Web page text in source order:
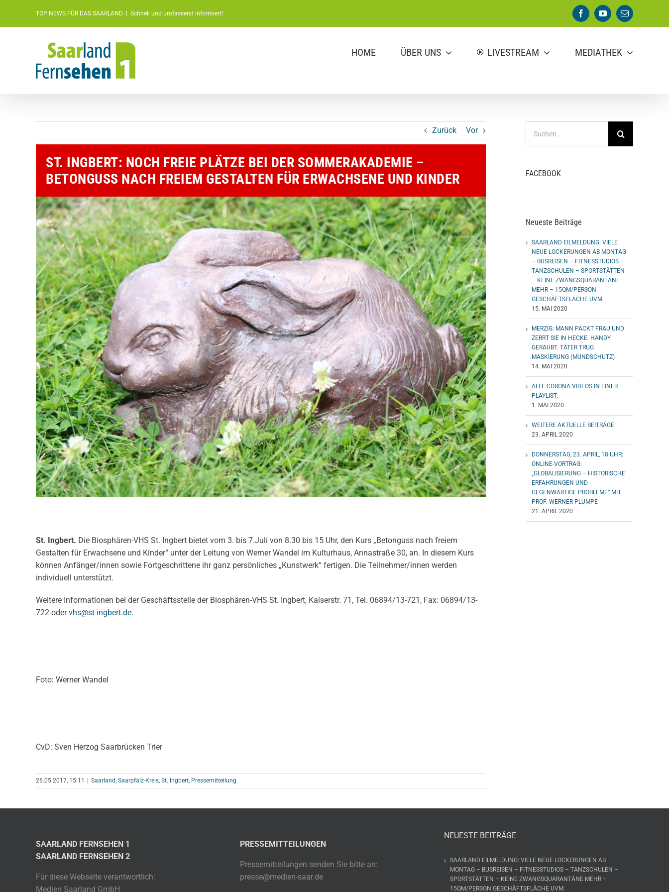
TOP NEWS FÜR DAS SAARLAND Schnell und umfassend informiert! FacebookYouTube
E-
Mail
HOME ÜBER UNS LIVESTREAM MEDIATHEK
Zurück Vor
ST. INGBERT: NOCH FREIE PLÄTZE BEI DER SOMMERAKADEMIE –
BETONGUSS NACH FREIEM GESTALTEN FÜR ERWACHSENE UND KINDER
St. Ingbert. Die Biosphären-VHS St. Ingbert bietet vom 3. bis 7.Juli von 8.30 bis 15 Uhr, den Kurs „Betonguss nach freiem
Gestalten für Erwachsene und Kinder“ unter der Leitung von Werner Wandel im Kulturhaus, Annastraße 30, an. In diesem Kurs
können Anfänger/innen sowie Fortgeschrittene ihr ganz persönliches „Kunstwerk“ fertigen. Die Teilnehmer/innen werden
individuell unterstützt.
Weitere Informationen bei der Geschäftsstelle der Biosphären-VHS St. Ingbert, Kaiserstr. 71, Tel. 06894/13-721, Fax: 06894/13-
722 odervhs@st-ingbert.de.
Foto: Werner Wandel
CvD: Sven Herzog Saarbrücken Trier
26.05.2017, 15:11 | Saarland Saarpfalz-Kreis St. Ingbert Pressemitteilung
nach:
FACEBOOK
Neueste Beiträge
SAARLAND EILMELDUNG: VIELE
NEUE LOCKERUNGEN AB MONTAG
– BUSREISEN – FITNESSTUDIOS –
TANZSCHULEN – SPORTSTÄTTEN
– KEINE ZWANGSQUARANTÄNE
MEHR – 15QM/PERSON
GESCHÄFTSFLÄCHE UVM.
15. MAI 2020
MERZIG: MANN PACKT FRAU UND
ZERRT SIE IN HECKE. HANDY
GERAUBT. TÄTER TRUG
MASKIERUNG (MUNDSCHUTZ)
14. MAI 2020
ALLE CORONA VIDEOS IN EINER
PLAYLIST.
1. MAI 2020
WEITERE AKTUELLE BEITRÄGE
23. APRIL 2020
DONNERSTAG, 23. APRIL, 18 UHR:
ONLINE-VORTRAG:
„GLOBALISIERUNG – HISTORISCHE
ERFAHRUNGEN UND
GEGENWÄRTIGE PROBLEME“ MIT
PROF. WERNER PLUMPE
21. APRIL 2020
SAARLAND FERNSEHEN 1
SAARLAND FERNSEHEN 2
Für diese Webseite verantwortlich:
Medien Saarland GmbH
PRESSEMITTEILUNGEN
Pressemitteilungen senden Sie bitte an:
presse@medien-saar.de
NEUESTE BEITRÄGE
SAARLAND EILMELDUNG: VIELE NEUE LOCKERUNGEN AB
MONTAG – BUSREISEN – FITNESSTUDIOS – TANZSCHULEN –
SPORTSTÄTTEN – KEINE ZWANGSQUARANTÄNE MEHR –
15QM/PERSON GESCHÄFTSFLÄCHE UVM.